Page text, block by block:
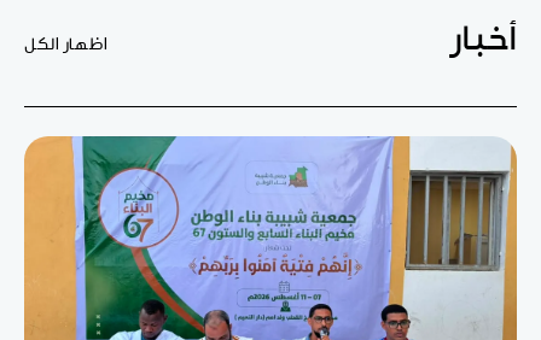
أخبار اظهار الكل